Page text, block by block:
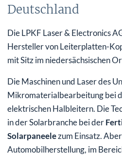
Deutschland
Die LPKF Laser & Electronics
Hersteller von Leiterplatten-
mit Sitz im niedersächsischen
Die Maschinen und Laser des
Mikromaterialbearbeitung bei
elektrischen Halbleitern. Die
in der Solarbranche bei der
Solarpaneelezum Einsatz.
Automobilherstellung, im